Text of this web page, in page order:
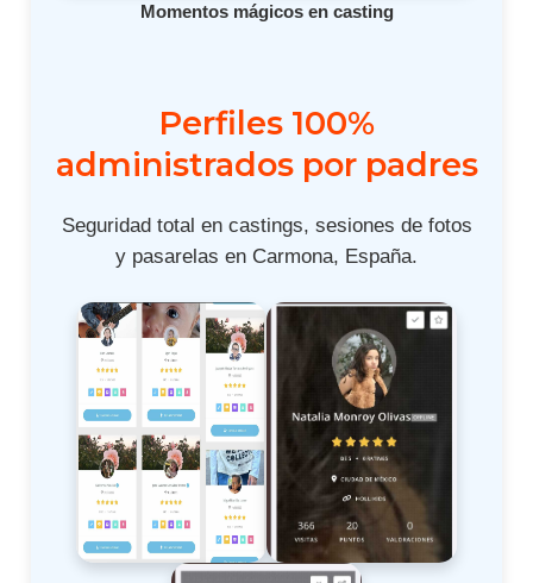
Momentos mágicos en casting
Perfiles 100%
administrados por padres
Seguridad total en castings, sesiones de fotos
y pasarelas en Carmona, España.